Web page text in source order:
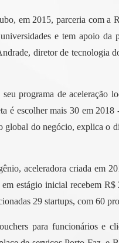
em 2015, parceria com a
e tem apoio da
diretor de tecnologia
programa de aceleração
é escolher mais 30 em 2018
global do negócio, explica o
aceleradora criada em
estágio inicial recebem R$
29 startups, com 60
para funcionários e